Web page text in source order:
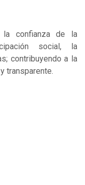
la confianza de la
social, la
contribuyendo a la
transparente.